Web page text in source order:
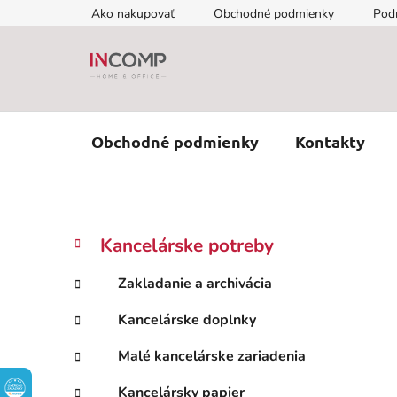
na
Ako nakupovať Obchodné podmienky
Obchodné podmienky Kontakty
B
č
ý
p
Preskočiť
kategórie
K
a
e
g
ó
r
e
Kancelárske potreby
Zakladanie a archivácia
Kancelárske doplnky
Malé kancelárske zariadenia
Kancelársky papier